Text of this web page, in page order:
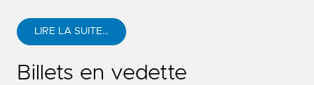
LIRE LA SUITE…
Billets en vedette